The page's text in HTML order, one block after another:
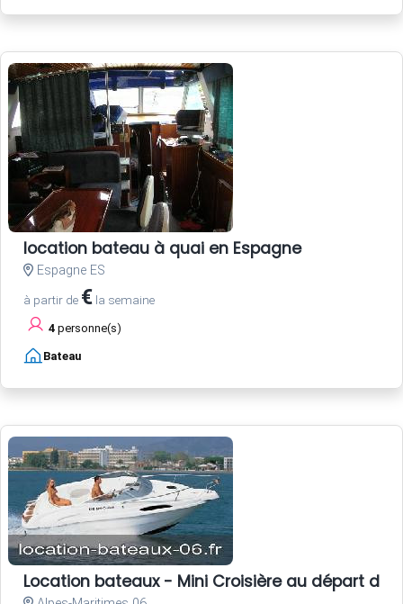
location bateau à quai en Espagne
Espagne ES
à partir de € la semaine
4 personne(s)
Bateau
Location bateaux - Mini Croisière au départ de